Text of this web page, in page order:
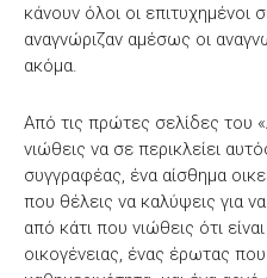
κάνουν όλοι οι επιτυχημένοι
αναγνώριζαν αμέσως οι
ακόμα.
Από τις πρώτες σελίδες του
νιώθεις να σε περικλείει
συγγραφέας, ένα αίσθημα
που θέλεις να καλύψεις για να
από κάτι που νιώθεις ότι
οικογένειας, ένας έρωτας